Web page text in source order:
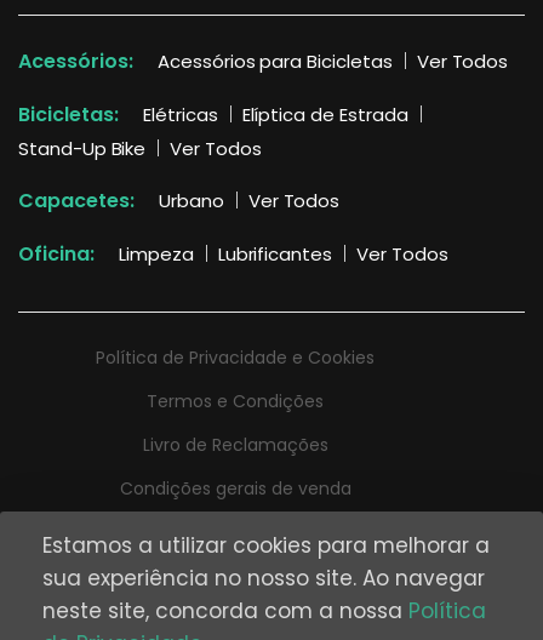
Acessórios: Acessórios para Bicicletas Ver Todos
Bicicletas: Elétricas
Elíptica de Estrada
Stand-Up Bike
Ver Todos
Capacetes: Urbano Ver Todos
Oficina: Limpeza Lubrificantes Ver Todos
Política de Privacidade e Cookies
Termos e Condições
Livro de Reclamações
Condições gerais de venda
Estamos a utilizar cookies para melhorar a
sua experiência no nosso site. Ao navegar
neste site, concorda com a nossa Política